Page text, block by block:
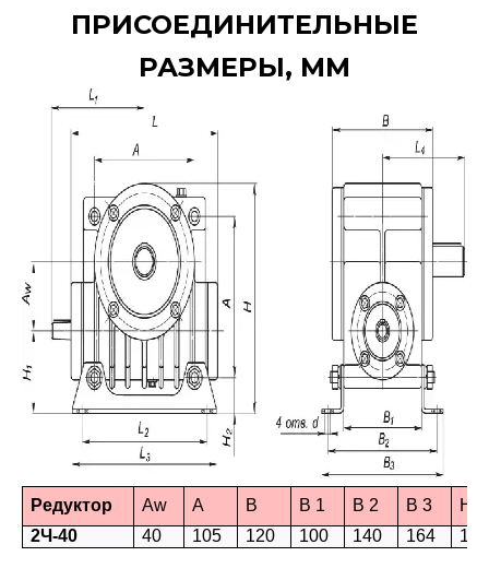
ПРИСОЕДИНИТЕЛЬНЫЕ
РАЗМЕРЫ, ММ
Редуктор Aw А B B 1 B 2 B 3
H
2Ч-40 40 105 120 100 140 164 180